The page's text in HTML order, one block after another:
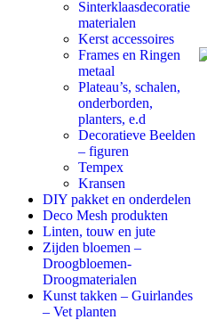
Sinterklaasdecoratie
materialen
Kerst accessoires
Frames en Ringen
metaal
Plateau’s, schalen,
onderborden,
planters, e.d
Decoratieve Beelden
– figuren
Tempex
Kransen
DIY pakket en onderdelen
Deco Mesh produkten
Linten, touw en jute
Zijden bloemen –
Droogbloemen-
Droogmaterialen
Kunst takken – Guirlandes
– Vet planten